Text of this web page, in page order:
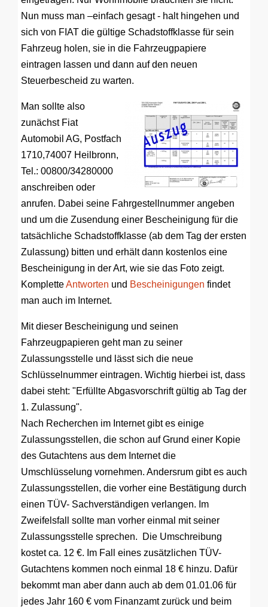
Nun muss man –einfach gesagt - halt hingehen und
sich von FIAT die gültige Schadstoffklasse für sein
Fahrzeug holen, sie in die Fahrzeugpapiere
eintragen lassen und dann auf den neuen
Steuerbescheid zu warten.
Man sollte also
zunächst Fiat
Automobil AG, Postfach
1710,74007 Heilbronn,
Tel.: 00800/34280000
anschreiben oder
anrufen. Dabei seine Fahrgestellnummer angeben
und um die Zusendung einer Bescheinigung für die
tatsächliche Schadstoffklasse (ab dem Tag der ersten
Zulassung) bitten und erhält dann kostenlos eine
Bescheinigung in der Art, wie sie das Foto zeigt.
KompletteAntworten und Bescheinigungen findet
man auch im Internet.
Mit dieser Bescheinigung und seinen
Fahrzeugpapieren geht man zu seiner
Zulassungsstelle und lässt sich die neue
Schlüsselnummer eintragen. Wichtig hierbei ist, dass
dabei steht: "Erfüllte Abgasvorschrift gültig ab Tag der
1. Zulassung".
Nach Recherchen im Internet gibt es einige
Zulassungsstellen, die schon auf Grund einer Kopie
des Gutachtens aus dem Internet die
Umschlüsselung vornehmen. Andersrum gibt es auch
Zulassungsstellen, die vorher eine Bestätigung durch
einen TÜV- Sachverständigen verlangen. Im
Zweifelsfall sollte man vorher einmal mit seiner
Zulassungsstelle sprechen. Die Umschreibung
kostet ca. 12 €. Im Fall eines zusätzlichen TÜV-
Gutachtens kommen noch einmal 18 € hinzu. Dafür
bekommt man aber dann auch ab dem 01.01.06 für
jedes Jahr 160 € vom Finanzamt zurück und beim